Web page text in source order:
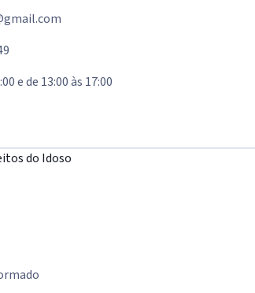
e de 13:00 às 17:00
do Idoso